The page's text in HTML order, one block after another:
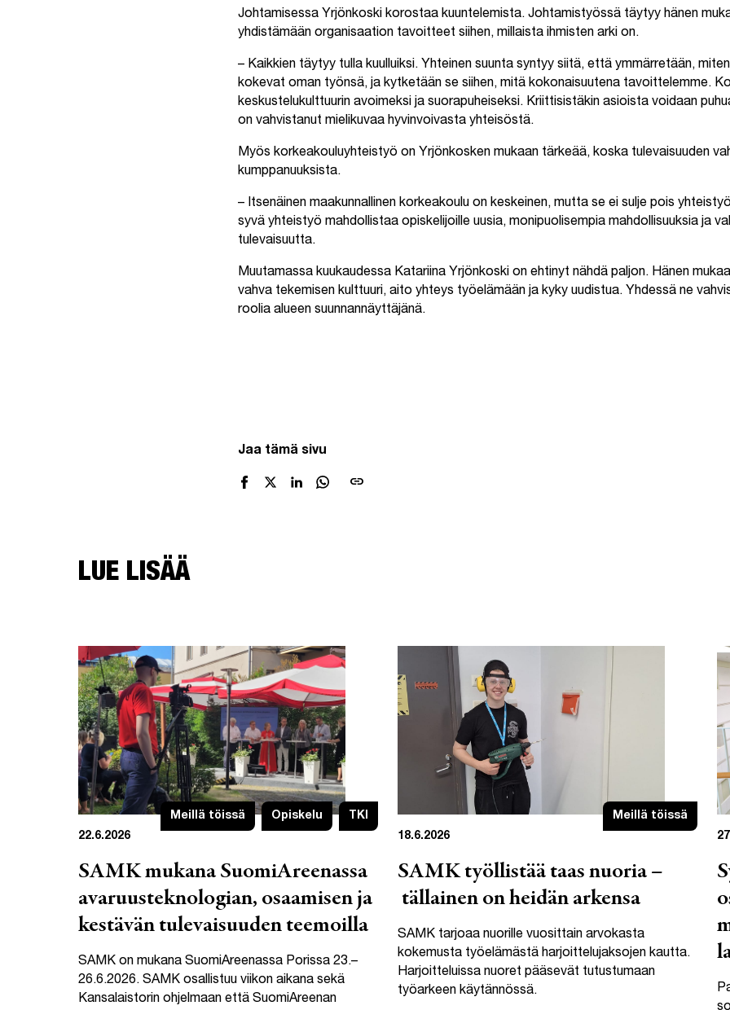
Johtamisessa Yrjönkoski korostaa kuuntelemista. Johtamistyössä täytyy hänen
yhdistämään organisaation tavoitteet siihen, millaista ihmisten arki on.
– Kaikkien täytyy tulla kuulluiksi. Yhteinen suunta syntyy siitä, että ymmärretään,
kokevat oman työnsä, ja kytketään se siihen, mitä kokonaisuutena tavoittelemme.
keskustelukulttuurin avoimeksi ja suorapuheiseksi. Kriittisistäkin asioista voidaan
on vahvistanut mielikuvaa hyvinvoivasta yhteisöstä.
Myös korkeakouluyhteistyö on Yrjönkosken mukaan tärkeää, koska tulevaisuuden
kumppanuuksista.
– Itsenäinen maakunnallinen korkeakoulu on keskeinen, mutta se ei sulje pois
syvä yhteistyö mahdollistaa opiskelijoille uusia, monipuolisempia mahdollisuuksia ja
tulevaisuutta.
Muutamassa kuukaudessa Katariina Yrjönkoski on ehtinyt nähdä paljon. Hänen
vahva tekemisen kulttuuri, aito yhteys työelämään ja kyky uudistua. Yhdessä ne
roolia alueen suunnannäyttäjänä.
Jaa tämä sivu
link
LUE LISÄÄ
Meillä töissä Opiskelu
TKI
22.6.2026
SAMK mukana SuomiAreenassa
avaruusteknologian, osaamisen ja
kestävän tulevaisuuden teemoilla
SAMK on mukana SuomiAreenassa Porissa 23.–
26.6.2026. SAMK osallistuu viikon aikana sekä
Kansalaistorin ohjelmaan että SuomiAreenan
Meillä töissä
18.6.2026
SAMK työllistää taas nuoria –
tällainen on heidän arkensa
SAMK tarjoaa nuorille vuosittain arvokasta
kokemusta työelämästä harjoittelujaksojen kautta.
Harjoitteluissa nuoret pääsevät tutustumaan
työarkeen käytännössä.